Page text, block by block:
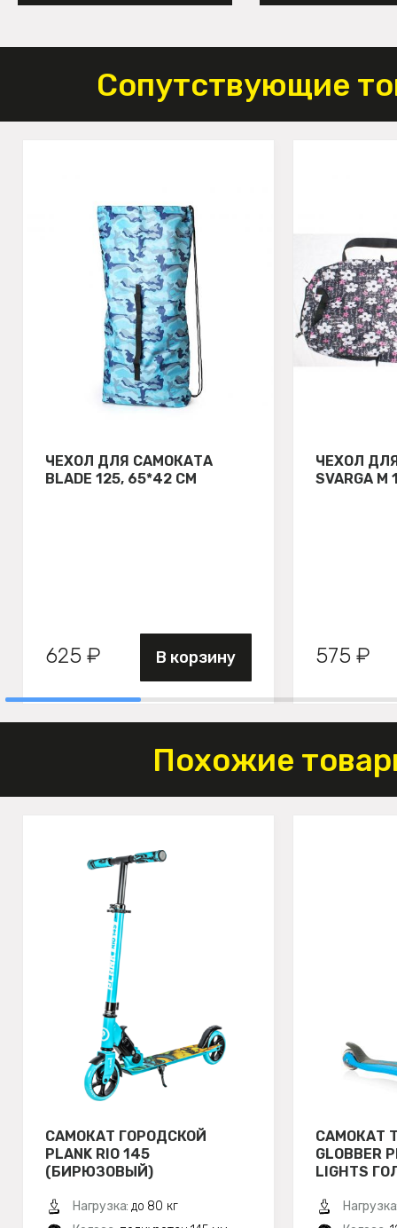
Сопутствующие
ЧЕХОЛ ДЛЯ САМОКАТА
BLADE 125, 65*42 СМ
625 ₽ В корзину
ЧЕХОЛ
SVARGA М
575 ₽
Похожие
САМОКАТ ГОРОДСКОЙ
PLANK RIO 145
(БИРЮЗОВЫЙ)
Нагрузка: до 80 кг
САМОКАТ
GLOBBER
LIGHTS